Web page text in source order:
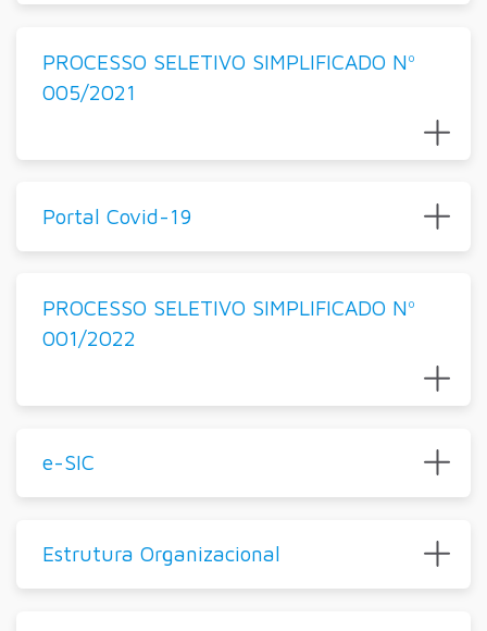
PROCESSO SELETIVO SIMPLIFICADO Nº
005/2021
Portal Covid-19
PROCESSO SELETIVO SIMPLIFICADO Nº
001/2022
e-SIC
Estrutura Organizacional